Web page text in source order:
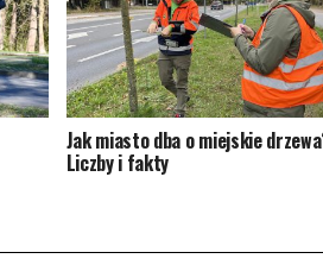
Jak miasto dba o miejskie
Liczby i fakty